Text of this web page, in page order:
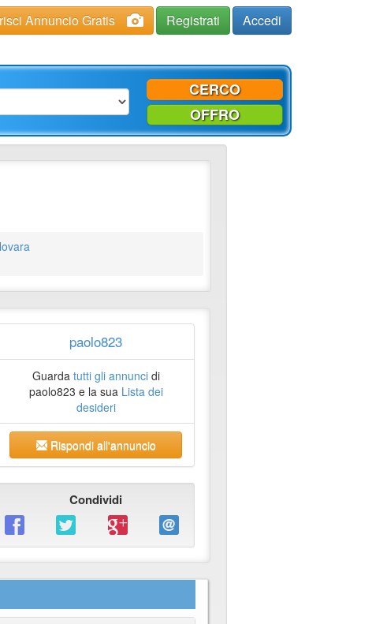
Annuncio Gratis Registrati Accedi
CERCO
OFFRO
paolo823
Guarda tutti gli annuncidi
paolo823 e la sua Lista dei
desideri
Rispondi all'annuncio
Condividi